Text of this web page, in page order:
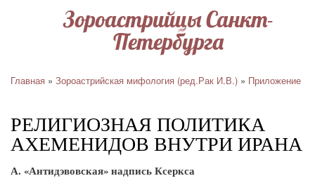
Зороастрийцы Санкт-
Петербурга
Главная Зороастрийская мифология (ред.Рак И.В.) Приложение
РЕЛИГИОЗНАЯ ПОЛИТИКА
АХЕМЕНИДОВ ВНУТРИ ИРАНА
А. «Антидэвовская» надпись Ксеркса